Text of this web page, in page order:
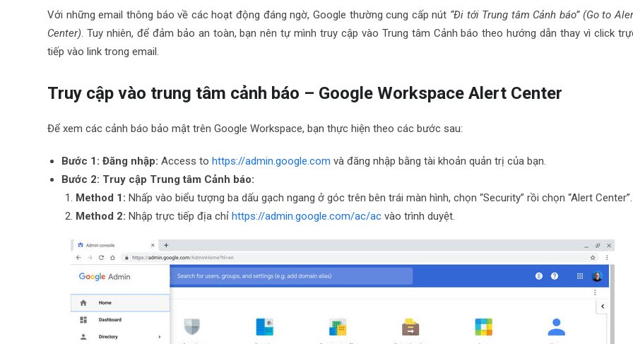
Với những email thông báo về các hoạt động đáng ngờ, Google thường cung cấp nút “Đi tới Trung tâm Cảnh báo” (Go to
Center). Tuy nhiên, để đảm bảo an toàn, bạn nên tự mình truy cập vào Trung tâm Cảnh báo theo hướng dẫn thay vì click
tiếp vào link trong email.
Truy cập vào trung tâm cảnh báo – Google Workspace Alert Center
Để xem các cảnh báo bảo mật trên Google Workspace, bạn thực hiện theo các bước sau:
Bước 1: Đăng nhập: Access to https://admin.google.com và đăng nhập bằng tài khoản quản trị của bạn.
Bước 2: Truy cập Trung tâm Cảnh báo:
Method 1: Nhấp vào biểu tượng ba dấu gạch ngang ở góc trên bên trái màn hình, chọn “Security” rồi chọn “Alert Center”.
Method 2: Nhập trực tiếp địa chỉ https://admin.google.com/ac/ac vào trình duyệt.